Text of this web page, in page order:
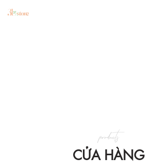
CỬA HÀNG
products